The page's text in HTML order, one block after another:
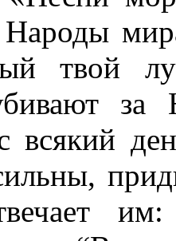
Народы
твой
за
всякий